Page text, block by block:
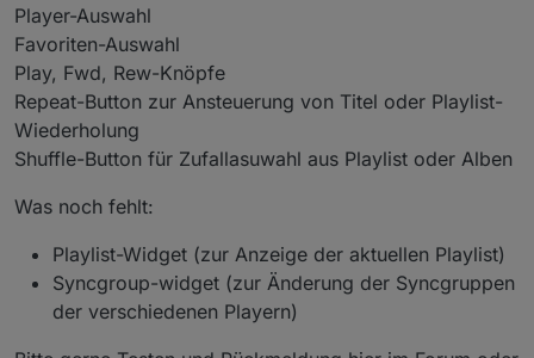
Player-Auswahl
Favoriten-Auswahl
Play, Fwd, Rew-Knöpfe
Repeat-Button zur Ansteuerung von Titel oder Playlist-
Wiederholung
Shuffle-Button für Zufallasuwahl aus Playlist oder Alben
Was noch fehlt:
Playlist-Widget (zur Anzeige der aktuellen Playlist)
Syncgroup-widget (zur Änderung der Syncgruppen
der verschiedenen Playern)